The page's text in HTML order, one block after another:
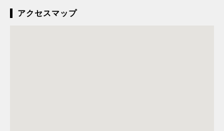
アクセスマップ